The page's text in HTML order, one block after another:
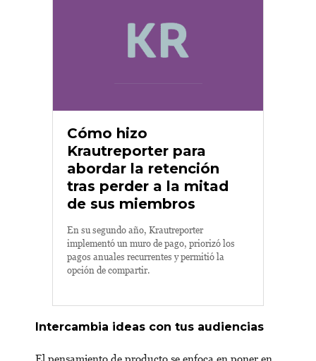
Cómo hizo
Krautreporter para
abordar la retención
tras perder a la mitad
de sus miembros
En su segundo año, Krautreporter
implementó un muro de pago, priorizó los
pagos anuales recurrentes y permitió la
opción de compartir.
Intercambia ideas con tus audiencias
El pensamiento de producto se enfoca en poner en